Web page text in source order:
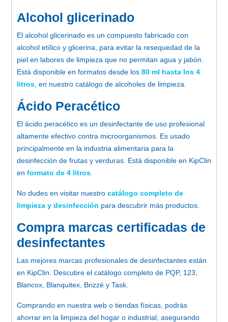
Alcohol glicerinado
El alcohol glicerinado es un compuesto fabricado con
alcohol etílico y glicerina, para evitar la resequedad de la
piel en labores de limpieza que no permitan agua y jabón.
Está disponible en formatos desde los 80 ml hasta los 4
litros , en nuestro catálogo de alcoholes de limpieza.
Ácido Peracético
El ácido peracético es un desinfectante de uso profesional
altamente efectivo contra microorganismos. Es usado
principalmente en la industria alimentaria para la
desinfección de frutas y verduras. Está disponible en KipClin
en formato de 4 litros
No dudes en visitar nuestro catálogo completo de
limpieza y desinfección para descubrir más productos.
Compra marcas certificadas de
desinfectantes
Las mejores marcas profesionales de desinfectantes están
en KipClin. Descubre el catálogo completo de PQP, 123,
Blancox, Blanquitex, Brizzé y Task.
Comprando en nuestra web o tiendas físicas, podrás
ahorrar en la limpieza del hogar o industrial, asegurando